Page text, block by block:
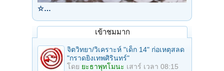
☆…
เข้าชมมาก
จิตวิทยา/วิเคราะห์ "เด็ก 14" ก่อเหตุสลด
"กราดยิงเทพศิรินทร์"
โดย ยะธาพุทโมนะ เสาร์ เวลา 08:15